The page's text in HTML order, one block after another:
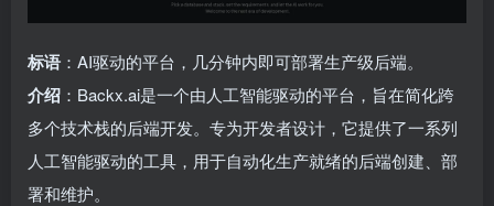
标语 ：AI驱动的平台，几分钟内即可部署生产级后端。
介绍 ：Backx.ai是一个由人工智能驱动的平台，旨在简化跨
多个技术栈的后端开发。专为开发者设计，它提供了一系列
人工智能驱动的工具，用于自动化生产就绪的后端创建、部
署和维护。